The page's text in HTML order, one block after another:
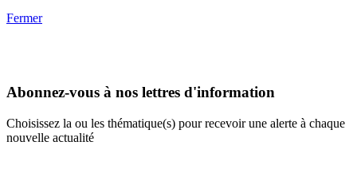
Fermer
Abonnez-vous à nos lettres d'information
Choisissez la ou les thématique(s) pour recevoir une alerte à chaque
nouvelle actualité